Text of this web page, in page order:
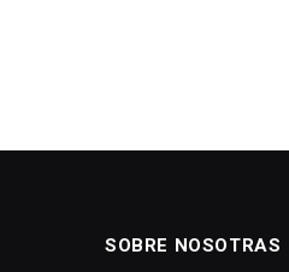
SOBRE NOSOTRAS